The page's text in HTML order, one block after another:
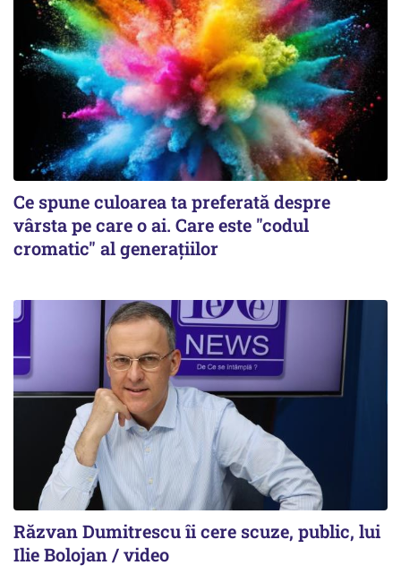
Ce spune culoarea ta preferată despre
vârsta pe care o ai. Care este "codul
cromatic" al generațiilor
Răzvan Dumitrescu îi cere scuze, public, lui
Ilie Bolojan / video